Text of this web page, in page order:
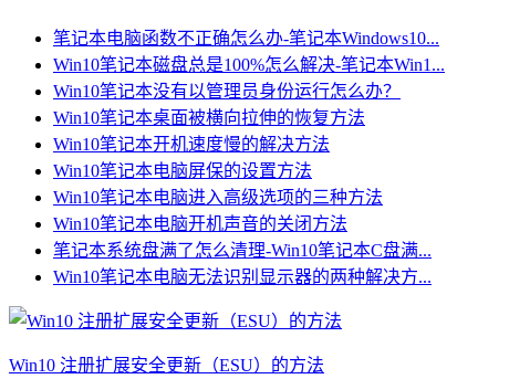
笔记本电脑函数不正确怎么办-笔记本Windows10...
Win10笔记本磁盘总是100%怎么解决-笔记本Win1...
Win10笔记本没有以管理员身份运行怎么办？
Win10笔记本桌面被横向拉伸的恢复方法
Win10笔记本开机速度慢的解决方法
Win10笔记本电脑屏保的设置方法
Win10笔记本电脑进入高级选项的三种方法
Win10笔记本电脑开机声音的关闭方法
笔记本系统盘满了怎么清理-Win10笔记本C盘满...
Win10笔记本电脑无法识别显示器的两种解决方...
Win10 注册扩展安全更新（ESU）的方法